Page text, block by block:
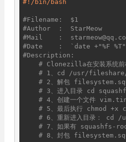
#Filename:  $1
#Author  :  StarMeow
#Mail    :
#Date    :  `date +"%F
#Description:
# Clonezilla在安装系统前
# 1、cd /usr/
# 2、解包
# 3、进入目录 cd
# 4、创建一个文件
# 5、最后执行 chmod
# 6、重新进入目录：
# 7、如果有 squashfs-
# 8、封包